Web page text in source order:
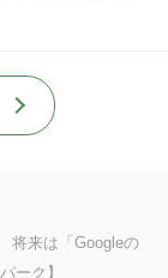
将来は「Googleの
ーク】